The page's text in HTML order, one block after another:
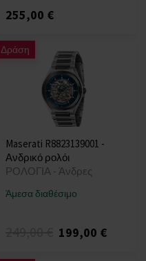
255,00 €
Δράση
Maserati R8823139001 -
Ανδρικό ρολόι
ΡΟΛΟΓΙΑ - Άνδρες
Άμεσα διαθέσιμο
199,00 €